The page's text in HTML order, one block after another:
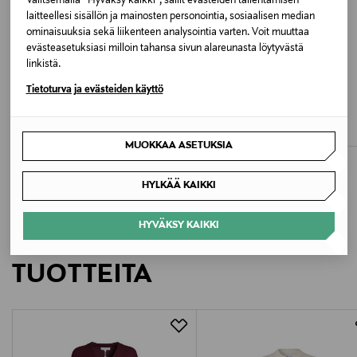
laitteellesi sisällön ja mainosten personointia, sosiaalisen median
ominaisuuksia sekä liikenteen analysointia varten. Voit muuttaa
evästeasetuksiasi milloin tahansa sivun alareunasta löytyvästä
linkistä.
Tietoturva ja evästeiden käyttö
MUOKKAA ASETUKSIA
HYLKÄÄ KAIKKI
HYVÄKSY KAIKKI
Valmistusmaa
Intia
Valmistajan tuotenumero
Valmistaja
Copenhagen K, Denmark
ALE –60%
Discounted Price
50,00 € Original Price
125,00 €
Discounted Price
33,90 € Original Price
89,00 €
LISÄÄ KIINNOSTAVIA
TUOTTEITA